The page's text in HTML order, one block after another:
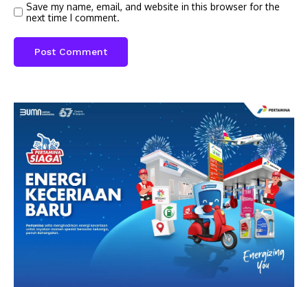
Save my name, email, and website in this browser for the
next time I comment.